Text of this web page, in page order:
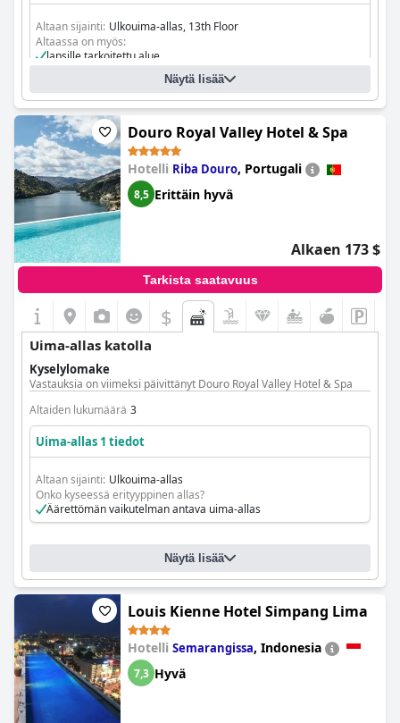
Altaan sijainti: Ulkouima-allas, 13th Floor
Altaassa on myös:
lapsille tarkoitettu alue
Näytä lisää
Douro Royal Valley Hotel & Spa
Hotelli Riba Douro, Portugali
8,5 Erittäin hyvä
Alkaen 173 $
Tarkista saatavuus
$
Uima-allas katolla
Kyselylomake
Vastauksia on viimeksi päivittänyt Douro Royal Valley Hotel & Spa
Altaiden lukumäärä 3
Uima-allas 1 tiedot
Altaan sijainti: Ulkouima-allas
Onko kyseessä erityyppinen allas?
Äärettömän vaikutelman antava uima-allas
Näytä lisää
Louis Kienne Hotel Simpang Lima
Hotelli Semarangissa, Indonesia
7,3 Hyvä